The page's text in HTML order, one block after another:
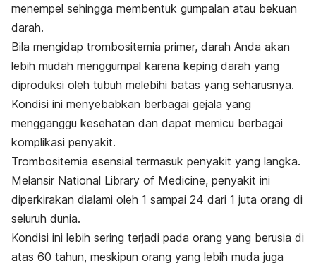
menempel sehingga membentuk gumpalan atau bekuan
darah.
Bila mengidap trombositemia primer, darah Anda akan
lebih mudah menggumpal karena keping darah yang
diproduksi oleh tubuh melebihi batas yang seharusnya.
Kondisi ini menyebabkan berbagai gejala yang
mengganggu kesehatan dan dapat memicu berbagai
komplikasi penyakit.
Trombositemia esensial termasuk penyakit yang langka.
Melansir National Library of Medicine, penyakit ini
diperkirakan dialami oleh 1 sampai 24 dari 1 juta orang di
seluruh dunia.
Kondisi ini lebih sering terjadi pada orang yang berusia di
atas 60 tahun, meskipun orang yang lebih muda juga